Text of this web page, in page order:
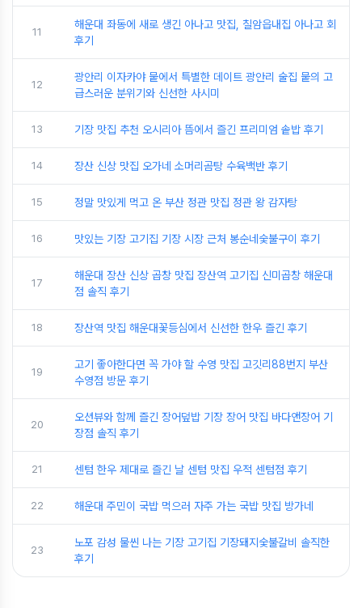
11
해운대 좌동에 새로 생긴 아나고 맛집, 칠암읍내집 아나고 회
후기
12
광안리 이자카야 뭍에서 특별한 데이트 광안리 술집 뭍의 고
급스러운 분위기와 신선한 사시미
13 기장 맛집 추천 오시리아 뜸에서 즐긴 프리미엄 솥밥 후기
14 장산 신상 맛집 오가네 소머리곰탕 수육백반 후기
15 정말 맛있게 먹고 온 부산 정관 맛집 정관 왕 감자탕
16 맛있는 기장 고기집 기장 시장 근처 봉순네숯불구이 후기
17
해운대 장산 신상 곱창 맛집 장산역 고기집 신미곱창 해운대
점 솔직 후기
18 장산역 맛집 해운대꽃등심에서 신선한 한우 즐긴 후기
19
고기 좋아한다면 꼭 가야 할 수영 맛집 고깃리88번지 부산
수영점 방문 후기
20
오션뷰와 함께 즐긴 장어덮밥 기장 장어 맛집 바다앤장어 기
장점 솔직 후기
21 센텀 한우 제대로 즐긴 날 센텀 맛집 우적 센텀점 후기
22 해운대 주민이 국밥 먹으러 자주 가는 국밥 맛집 방가네
23
노포 감성 물씬 나는 기장 고기집 기장돼지숯불갈비 솔직한
후기